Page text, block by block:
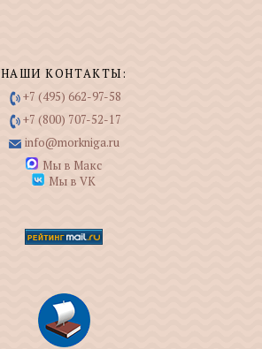
НАШИ КОНТАКТЫ:
+7 (495) 662-97-58
+7 (800) 707-52-17
info@morkniga.ru
Мы в Макс
Мы в VK